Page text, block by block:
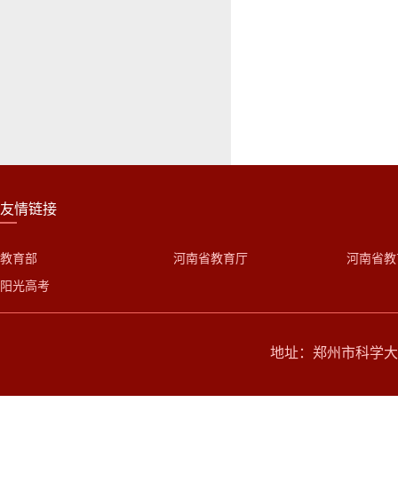
友情链接
教育部
阳光高考
河南省教育厅 河南省
地址：郑州市科学